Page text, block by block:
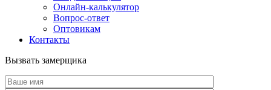
Онлайн-калькулятор
Вопрос-ответ
Оптовикам
Контакты
Вызвать замерщика